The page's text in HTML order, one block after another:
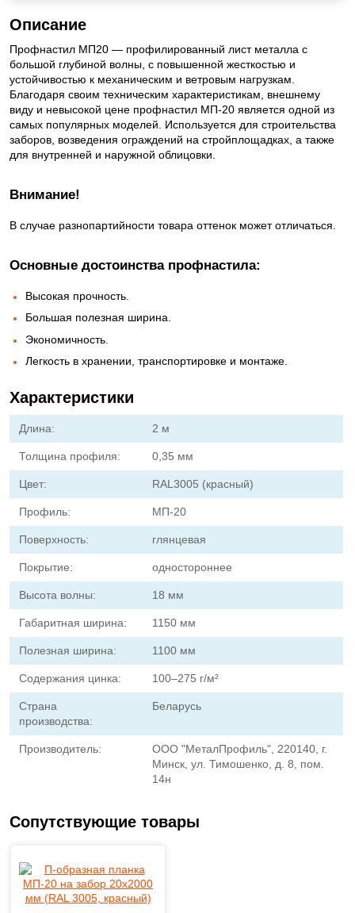
Описание
Профнастил МП20 — профилированный лист металла с
большой глубиной волны, с повышенной жесткостью и
устойчивостью к механическим и ветровым нагрузкам.
Благодаря своим техническим характеристикам, внешнему
виду и невысокой цене профнастил МП-20 является одной из
самых популярных моделей. Используется для строительства
заборов, возведения ограждений на стройплощадках, а также
для внутренней и наружной облицовки.
Внимание!
В случае разнопартийности товара оттенок может отличаться.
Основные достоинства профнастила:
Высокая прочность.
Большая полезная ширина.
Экономичность.
Легкость в хранении, транспортировке и монтаже.
Характеристики
Длина: 2 м
Толщина профиля: 0,35 мм
Цвет: RAL3005 (красный)
Профиль: МП-20
Поверхность: глянцевая
Покрытие: одностороннее
Высота волны: 18 мм
Габаритная ширина: 1150 мм
Полезная ширина: 1100 мм
Содержания цинка: 100–275 г/м²
Страна
производства:
Беларусь
Производитель:
ООО "МеталПрофиль", 220140, г.
Минск, ул. Тимошенко, д. 8, пом.
14н
Сопутствующие товары